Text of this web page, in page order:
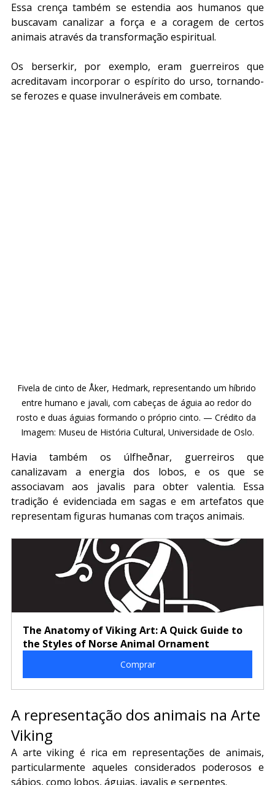
Essa crença também se estendia aos humanos que
buscavam canalizar a força e a coragem de certos
animais através da transformação espiritual.
Os berserkir, por exemplo, eram guerreiros que
acreditavam incorporar o espírito do urso, tornando-
se ferozes e quase invulneráveis em combate.
Fivela de cinto de Åker, Hedmark, representando um híbrido
entre humano e javali, com cabeças de águia ao redor do
rosto e duas águias formando o próprio cinto. — Crédito da
Imagem: Museu de História Cultural, Universidade de Oslo.
Havia também os úlfheðnar, guerreiros que
canalizavam a energia dos lobos, e os que se
associavam aos javalis para obter valentia. Essa
tradição é evidenciada em sagas e em artefatos que
representam figuras humanas com traços animais.
The Anatomy of Viking Art: A Quick Guide to
the Styles of Norse Animal Ornament
Comprar
A representação dos animais na Arte
Viking
A arte viking é rica em representações de animais,
particularmente aqueles considerados poderosos e
sábios, como lobos, águias, javalis e serpentes.